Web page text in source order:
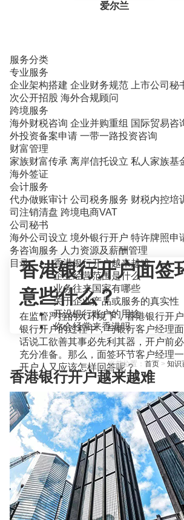
爱尔兰
服务分类
专业服务
企业架构搭建 企业财务规范 上市公司秘
次公开招股 海外合规顾问
跨境服务
海外财税咨询 企业并购重组 国际贸易咨
外投资备案申请 一带一路投资咨询
财富管理
家族财富传承 离岸信托设立 私人家族基
海外签证
会计服务
代办做账审计 公司税务服务 财税内控培
司注销清盘 跨境电商VAT
公司秘书
海外公司设立 境外银行开户 特许牌照申
务咨询服务 人力资源及薪酬管理
当前位置： 首页> 知识
香港银行开户面签
意些什么？
在监管严控的大环境下，香港银行开户
银行开户的过程中，与银行客户经理
话说工欲善其事必先利其器，开户前
充分准备。那么，面签环节客户经理
开户人又应该怎样回答呢？
目录
香港银行开户越来越难
企业经营范围是什么
业务往来国家有哪些
关于企业产品或服务的真实性
开设银行账户的用途
你会经常来香港吗
香港银行开户越来越难